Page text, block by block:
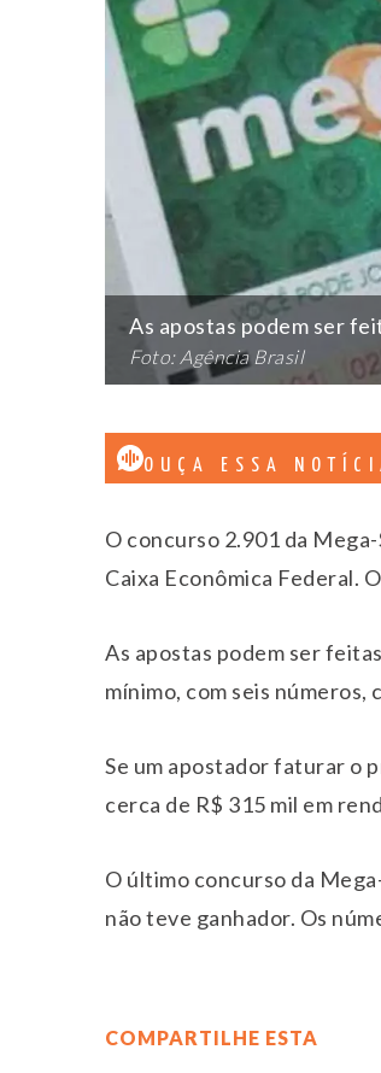
As apostas podem ser
Foto: Agência Brasil
OUÇA ESSA
O concurso 2.901 da
Caixa Econômica Federal.
As apostas podem ser
mínimo, com seis números,
Se um apostador faturar o
cerca de R$ 315 mil em
O último concurso da
não teve ganhador. Os
COMPARTILHE ESTA